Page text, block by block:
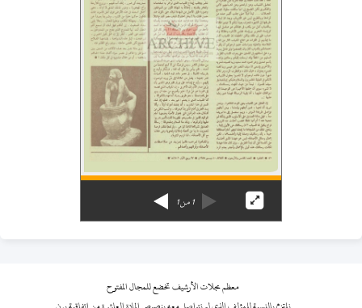
1من1
معظم مجلات الأرشيف تخضع للمجال المفتوح